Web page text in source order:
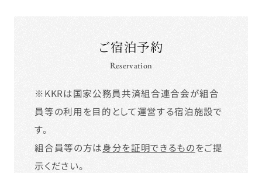
ご宿泊予約
Reservation
※KKRは国家公務員共済組合連合会が組合
員等の利用を目的として運営する宿泊施設で
す。
組合員等の方は身分を証明できるものをご提
示ください。